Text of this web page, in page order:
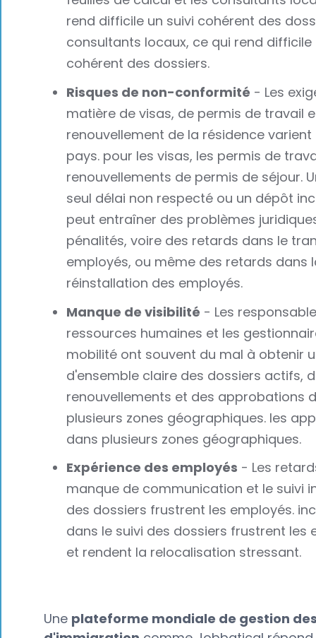
rend difficile un suivi cohérent des
consultants locaux, ce qui rend difficile
cohérent des dossiers.
Risques de non-conformité - Les
matière de visas, de permis de travail
renouvellement de la résidence varient
pays. pour les visas, les permis de
renouvellements de permis de séjour.
seul délai non respecté ou un dépôt
peut entraîner des problèmes
pénalités, voire des retards dans le
employés, ou même des retards dans
réinstallation des employés.
Manque de visibilité - Les
ressources humaines et les
mobilité ont souvent du mal à obtenir
d'ensemble claire des dossiers actifs,
renouvellements et des approbations
plusieurs zones géographiques. les
dans plusieurs zones géographiques.
Expérience des employés - Les
manque de communication et le suivi
des dossiers frustrent les employés.
dans le suivi des dossiers frustrent les
et rendent la relocalisation stressant.
Une plateforme mondiale de gestion